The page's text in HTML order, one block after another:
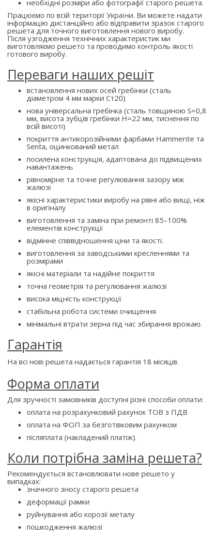
необхідні розміри або фотографії старого решета.
Працюємо по всій території України. Ви можете надати
інформацію дистанційно або відправити зразок старого
решета для точного виготовлення нового виробу.
Після узгодження технічних характеристик ми
виготовляємо решето та проводимо контроль якості
готового виробу.
Переваги наших решіт
встановлення нових осей гребінки (сталь
діаметром 4 мм марки Ст20)
нова універсальна гребінка (сталь товщиною S=0,8
мм, висота зубців гребінки H=22 мм, тиснення по
всій висоті)
покриття антикорозійними фарбами Hammerite та
Senta, оцинкований метал
посилена конструкція, адаптована до підвищених
навантажень
рівномірне та точне регулювання зазору між
жалюзі
якісні характеристики виробу на рівні або вищі, ніж
в оригіналу
виготовлення та заміна при ремонті 85–100%
елементів конструкції
відмінне співвідношення ціни та якості.
виготовлення за заводськими кресленнями та
розмірами
якісні матеріали та надійне покриття
точна геометрія та регулювання жалюзі
висока міцність конструкції
стабільна робота системи очищення
мінімальні втрати зерна під час збирання врожаю.
Гарантія
На всі нові решета надається гарантія 18 місяців.
Форма оплати
Для зручності замовників доступні різні способи оплати:
оплата на розрахунковий рахунок ТОВ з ПДВ
оплата на ФОП за безготівковим рахунком
післяплата (накладений платіж).
Коли потрібна заміна решета?
Рекомендується встановлювати нове решето у
випадках:
значного зносу старого решета
деформації рамки
руйнування або корозії металу
пошкодження жалюзі